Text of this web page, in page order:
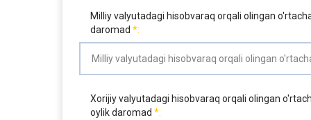
Milliy valyutadagi hisobvaraq orqali olingan
daromad
Xorijiy valyutadagi hisobvaraq orqali olingan
oylik daromad